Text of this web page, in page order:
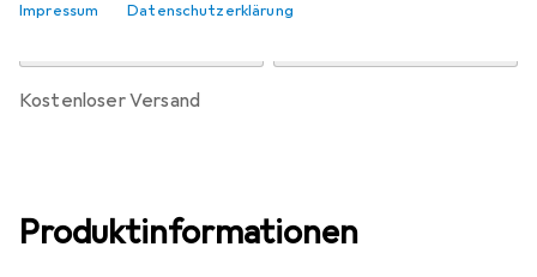
Impressum Datenschutzerklärung
kostenloser Versand
Produktinformationen